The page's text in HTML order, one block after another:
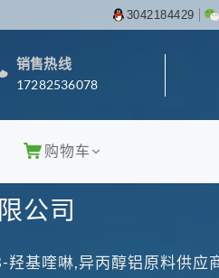
3042184429
销售热线
17282536078
购物车
公司
基喹啉,异丙醇铝原料供应